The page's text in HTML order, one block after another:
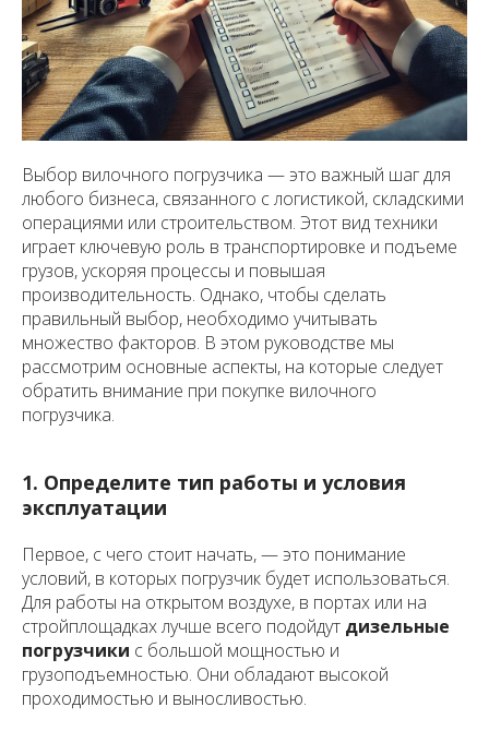
Выбор вилочного погрузчика — это важный шаг для
любого бизнеса, связанного с логистикой, складскими
операциями или строительством. Этот вид техники
играет ключевую роль в транспортировке и подъеме
грузов, ускоряя процессы и повышая
производительность. Однако, чтобы сделать
правильный выбор, необходимо учитывать
множество факторов. В этом руководстве мы
рассмотрим основные аспекты, на которые следует
обратить внимание при покупке вилочного
погрузчика.
1. Определите тип работы и условия
эксплуатации
Первое, с чего стоит начать, — это понимание
условий, в которых погрузчик будет использоваться.
Для работы на открытом воздухе, в портах или на
стройплощадках лучше всего подойдут дизельные
погрузчики с большой мощностью и
грузоподъемностью. Они обладают высокой
проходимостью и выносливостью.